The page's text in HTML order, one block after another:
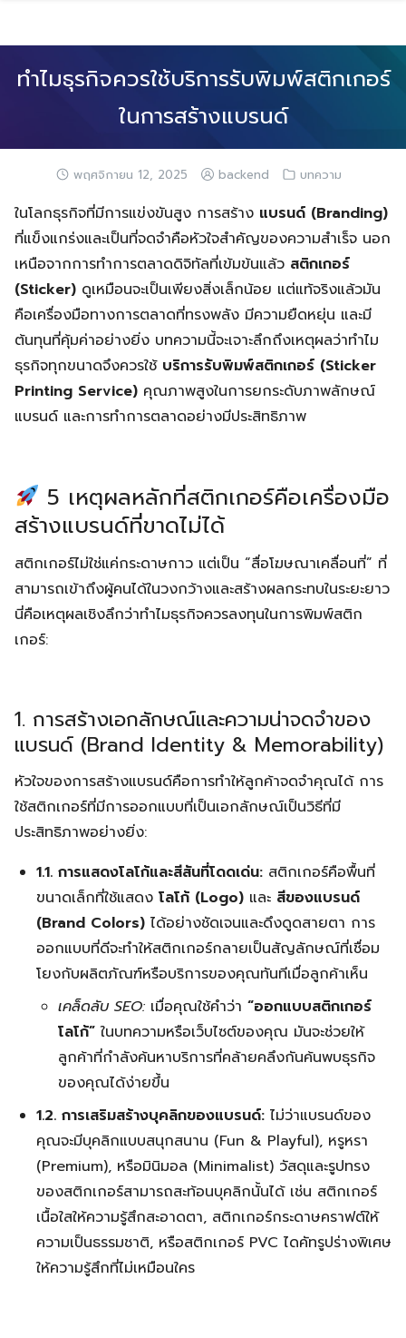
ทำไมธุรกิจควรใช้บริการรับพิมพ์สติกเกอร์
ในการสร้างแบรนด์
พฤศจิกายน 12, 2025 backend บทความ
ในโลกธุรกิจที่มีการแข่งขันสูง การสร้าง แบรนด์ (Branding)
ที่แข็งแกร่งและเป็นที่จดจำคือหัวใจสำคัญของความสำเร็จ นอก
เหนือจากการทำการตลาดดิจิทัลที่เข้มข้นแล้ว สติกเกอร์
(Sticker) ดูเหมือนจะเป็นเพียงสิ่งเล็กน้อย แต่แท้จริงแล้วมัน
คือเครื่องมือทางการตลาดที่ทรงพลัง มีความยืดหยุ่น และมี
ต้นทุนที่คุ้มค่าอย่างยิ่ง บทความนี้จะเจาะลึกถึงเหตุผลว่าทำไม
ธุรกิจทุกขนาดจึงควรใช้ บริการรับพิมพ์สติกเกอร์ (Sticker
Printing Service) คุณภาพสูงในการยกระดับภาพลักษณ์
แบรนด์ และการทำการตลาดอย่างมีประสิทธิภาพ
5 เหตุผลหลักที่สติกเกอร์คือเครื่องมือ
สร้างแบรนด์ที่ขาดไม่ได้
สติกเกอร์ไม่ใช่แค่กระดาษกาว แต่เป็น “สื่อโฆษณาเคลื่อนที่” ที่
สามารถเข้าถึงผู้คนได้ในวงกว้างและสร้างผลกระทบในระยะยาว
นี่คือเหตุผลเชิงลึกว่าทำไมธุรกิจควรลงทุนในการพิมพ์สติก
เกอร์:
1. การสร้างเอกลักษณ์และความน่าจดจำของ
แบรนด์ (Brand Identity & Memorability)
หัวใจของการสร้างแบรนด์คือการทำให้ลูกค้าจดจำคุณได้ การ
ใช้สติกเกอร์ที่มีการออกแบบที่เป็นเอกลักษณ์เป็นวิธีที่มี
ประสิทธิภาพอย่างยิ่ง:
1.1. การแสดงโลโก้และสีสันที่โดดเด่น: สติกเกอร์คือพื้นที่
ขนาดเล็กที่ใช้แสดง โลโก้ (Logo) และ สีของแบรนด์
(Brand Colors) ได้อย่างชัดเจนและดึงดูดสายตา การ
ออกแบบที่ดีจะทำให้สติกเกอร์กลายเป็นสัญลักษณ์ที่เชื่อม
โยงกับผลิตภัณฑ์หรือบริการของคุณทันทีเมื่อลูกค้าเห็น
เคล็ดลับ SEO: เมื่อคุณใช้คำว่า “ออกแบบสติกเกอร์
โลโก้” ในบทความหรือเว็บไซต์ของคุณ มันจะช่วยให้
ลูกค้าที่กำลังค้นหาบริการที่คล้ายคลึงกันค้นพบธุรกิจ
ของคุณได้ง่ายขึ้น
1.2. การเสริมสร้างบุคลิกของแบรนด์: ไม่ว่าแบรนด์ของ
คุณจะมีบุคลิกแบบสนุกสนาน (Fun & Playful), หรูหรา
(Premium), หรือมินิมอล (Minimalist) วัสดุและรูปทรง
ของสติกเกอร์สามารถสะท้อนบุคลิกนั้นได้ เช่น สติกเกอร์
เนื้อใสให้ความรู้สึกสะอาดตา, สติกเกอร์กระดาษคราฟต์ให้
ความเป็นธรรมชาติ, หรือสติกเกอร์ PVC ไดคัทรูปร่างพิเศษ
ให้ความรู้สึกที่ไม่เหมือนใคร